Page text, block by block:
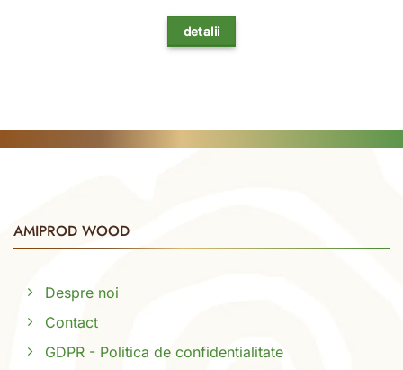
detalii
AMIPROD WOOD
Despre noi
Contact
GDPR - Politica de confidentialitate